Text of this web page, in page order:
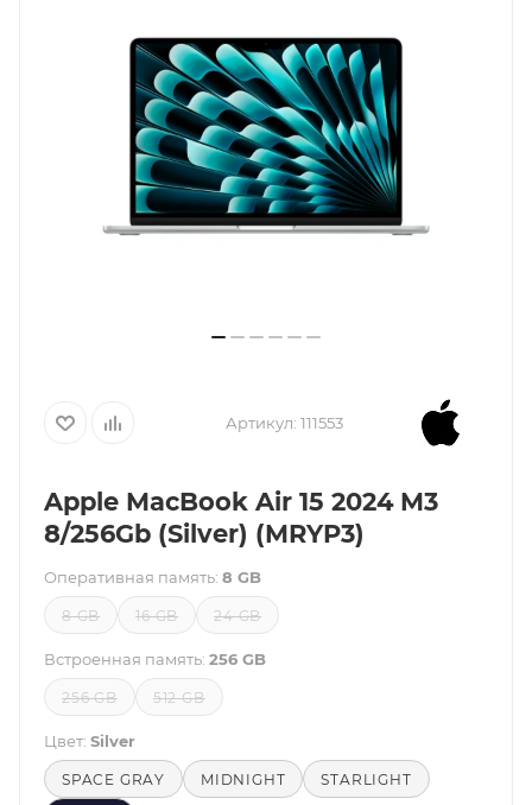
Артикул: 111553
Apple MacBook Air 15 2024 M3
8/256Gb (Silver) (MRYP3)
Оперативная память: 8 GB
8 GB 16 GB 24 GB
Встроенная память: 256 GB
256 GB 512 GB
Цвет: Silver
SPACE GRAY MIDNIGHT STARLIGHT